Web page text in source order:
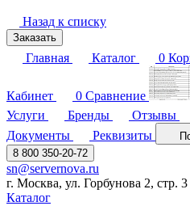
Назад к списку
Заказать
Главная Каталог 0
Кабинет 0 Сравнение
Услуги
Бренды Отзывы
Документы
Реквизиты
8 800 350-20-72
sn@servernova.ru
г. Москва, ул. Горбунова 2, стр. 3
Каталог